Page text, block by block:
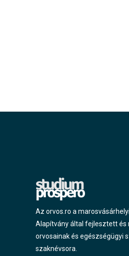
Az orvos.ro a
Alapítvány által fejlesztett és
orvosainak és egészségügyi
szaknévsora.